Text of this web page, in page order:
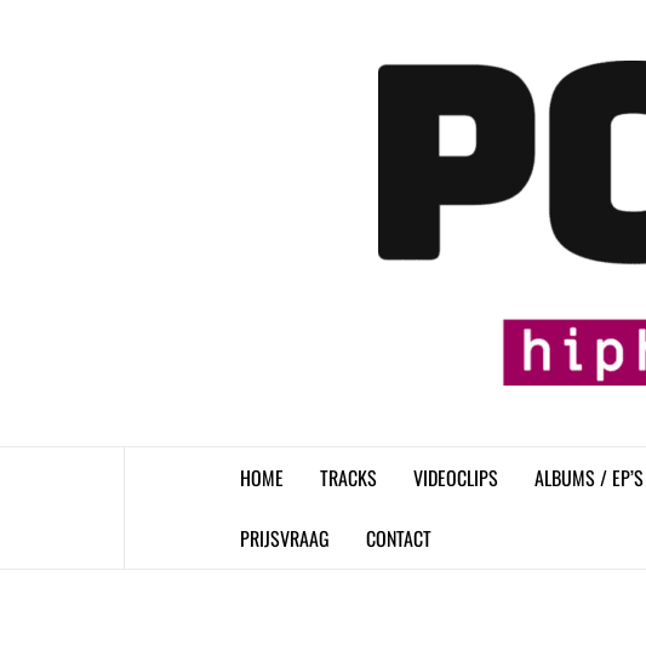
HOME TRACKS VIDEOCLIPS ALBUMS / EP’S
PRIJSVRAAG CONTACT